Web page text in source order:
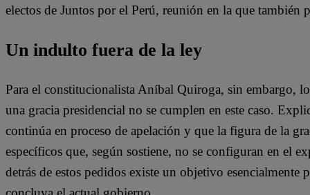
electos de Juntos por el Perú, reunión en la que también
Un indulto fuera de la ley
Para el constitucionalista Aníbal Quiroga, sin embargo,
una gracia presidencial no se cumplen en este caso.
continúa en proceso de apelación y que la figura de la
específicos que, según sostiene, no se configuran en el
detrás de estos pedidos existe un objetivo